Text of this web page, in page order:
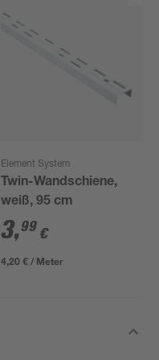
Element System
Twin-Wandschiene,
weiß, 95 cm
3,99 €
4,20 € / Meter